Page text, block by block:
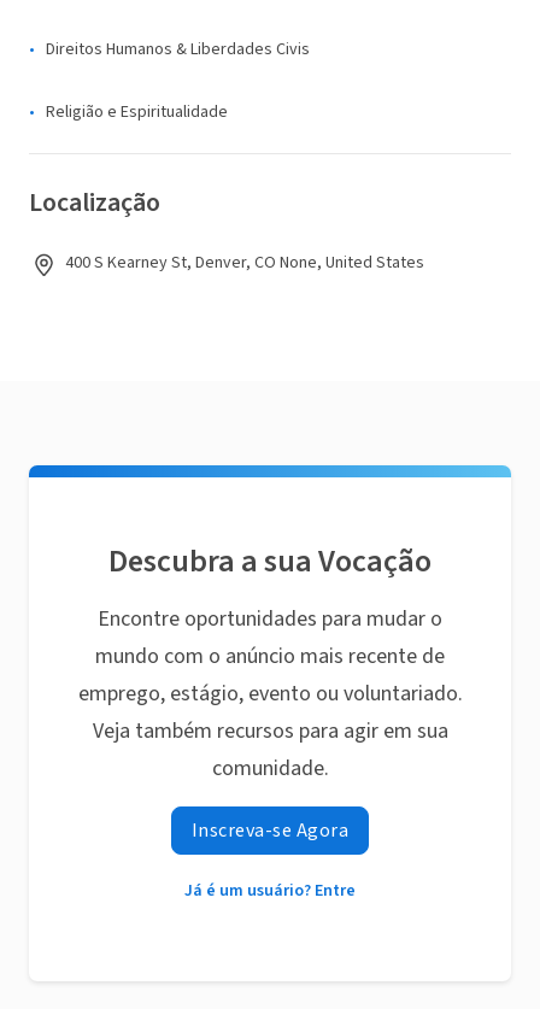
Direitos Humanos & Liberdades Civis
Religião e Espiritualidade
Localização
400 S Kearney St, Denver, CO None, United States
Descubra a sua Vocação
Encontre oportunidades para mudar o
mundo com o anúncio mais recente de
emprego, estágio, evento ou voluntariado.
Veja também recursos para agir em sua
comunidade.
Inscreva-se Agora
Já é um usuário? Entre